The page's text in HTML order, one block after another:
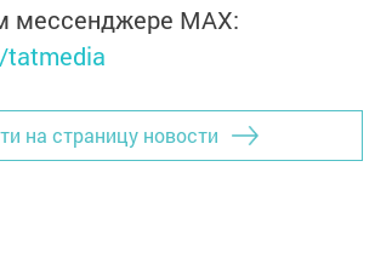
мессенджере MАХ:
на страницу новости